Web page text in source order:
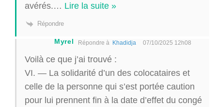
avérés.… Lire la suite »
Répondre
Myrel Répondre à Khadidja 07/10/2025 12h08
Voilà ce que j’ai trouvé :
VI. ― La solidarité d’un des colocataires et
celle de la personne qui s’est portée caution
pour lui prennent fin à la date d’effet du congé